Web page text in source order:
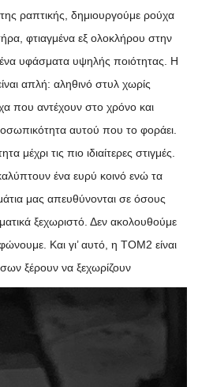
ραπτικής, δημιουργούμε ρούχα
φτιαγμένα εξ ολοκλήρου στην
υφάσματα υψηλής ποιότητας. Η
απλή: αληθινό στυλ χωρίς
που αντέχουν στο χρόνο και
αυτού που το φοράει.
μέχρι τις πιο ιδιαίτερες στιγμές.
ένα ευρύ κοινό ενώ τα
μας απευθύνονται σε όσους
ξεχωριστό. Δεν ακολουθούμε
Και γι’ αυτό, η ΤΟΜ2 είναι
ξέρουν να ξεχωρίζουν